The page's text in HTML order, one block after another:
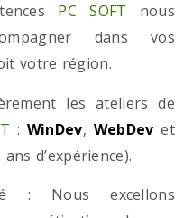
PC SOFT nous
dans vos
votre région.
les ateliers de
: WinDev, WebDev et
d’expérience).
Nous excellons